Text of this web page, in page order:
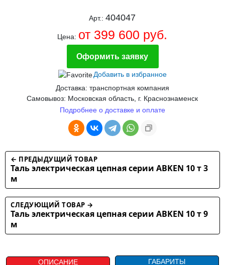
Арт.:404047
Цена: от 399 600 руб.
Оформить заявку
Добавить в избранное
Доставка: транспортная компания
Самовывоз: Московская область, г. Краснознаменск
Подробнее о доставке и оплате
← ПРЕДЫДУЩИЙ ТОВАР
Таль электрическая цепная серии ABKEN 10 т 3
м
СЛЕДУЮЩИЙ ТОВАР →
Таль электрическая цепная серии ABKEN 10 т 9
м
ОПИСАНИЕ
ГАБАРИТЫ